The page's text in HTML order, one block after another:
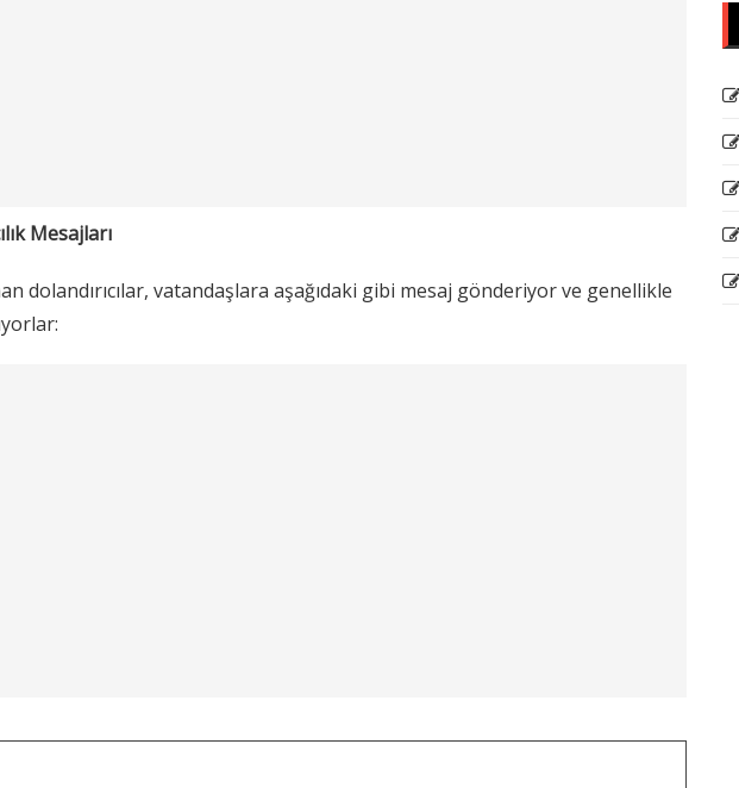
Mesajları
dolandırıcılar, vatandaşlara aşağıdaki gibi mesaj gönderiyor ve genellikle